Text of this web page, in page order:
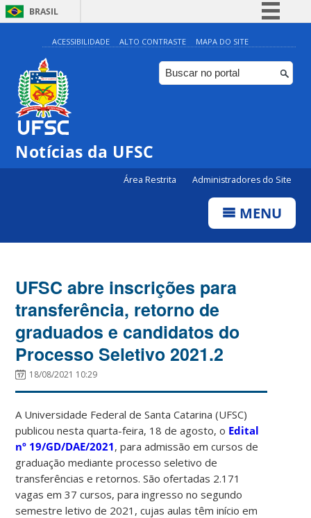
BRASIL
Simplifique!
Comunica BR
Participe
ACESSIBILIDADE ALTO CONTRASTE MAPA DO SITE
Notícias da UFSC
Área Restrita Administradores do Site
MENU
UFSC abre inscrições para
transferência, retorno de
graduados e candidatos do
Processo Seletivo 2021.2
18/08/2021 10:29
A Universidade Federal de Santa Catarina (UFSC)
publicou nesta quarta-feira, 18 de agosto, o Edital
nº 19/GD/DAE/2021, para admissão em cursos de
graduação mediante processo seletivo de
transferências e retornos. São ofertadas 2.171
vagas em 37 cursos, para ingresso no segundo
semestre letivo de 2021, cujas aulas têm início em